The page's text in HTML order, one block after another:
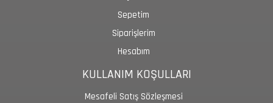
Sepetim
Siparişlerim
Hesabım
KULLANIM KOŞULLARI
Mesafeli Satış Sözleşmesi